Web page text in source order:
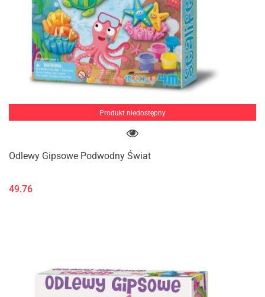
Produkt niedostępny
Odlewy Gipsowe Podwodny Świat
49.76